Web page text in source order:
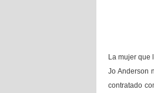
La mujer que
Jo Anderson
contratado